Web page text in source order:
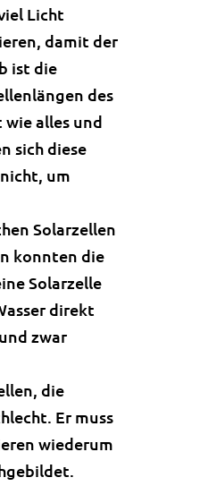
Licht
damit der
ist die
des
alles und
sich diese
um
Solarzellen
konnten die
Solarzelle
direkt
zwar
die
Er muss
wiederum